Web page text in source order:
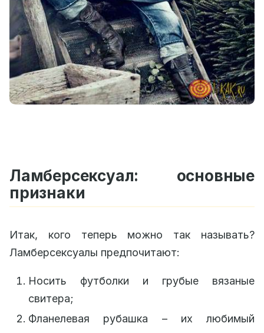
Ламберсексуал: основные
признаки
Итак, кого теперь можно так называть?
Ламберсексуалы предпочитают:
Носить футболки и грубые вязаные
свитера;
Фланелевая рубашка – их любимый